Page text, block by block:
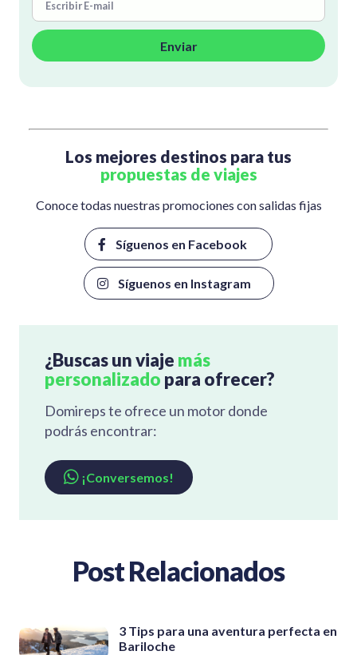
Enviar
Los mejores destinos para tus
propuestas de viajes
Conoce todas nuestras promociones con salidas fijas
⠀Síguenos en Facebook ⠀
⠀Síguenos en Instagram⠀
¿Buscas un viaje más
personalizado para ofrecer?
Domireps te ofrece un motor donde
podrás encontrar:
¡Conversemos!
Post Relacionados
3 Tips para una aventura perfecta en
Bariloche